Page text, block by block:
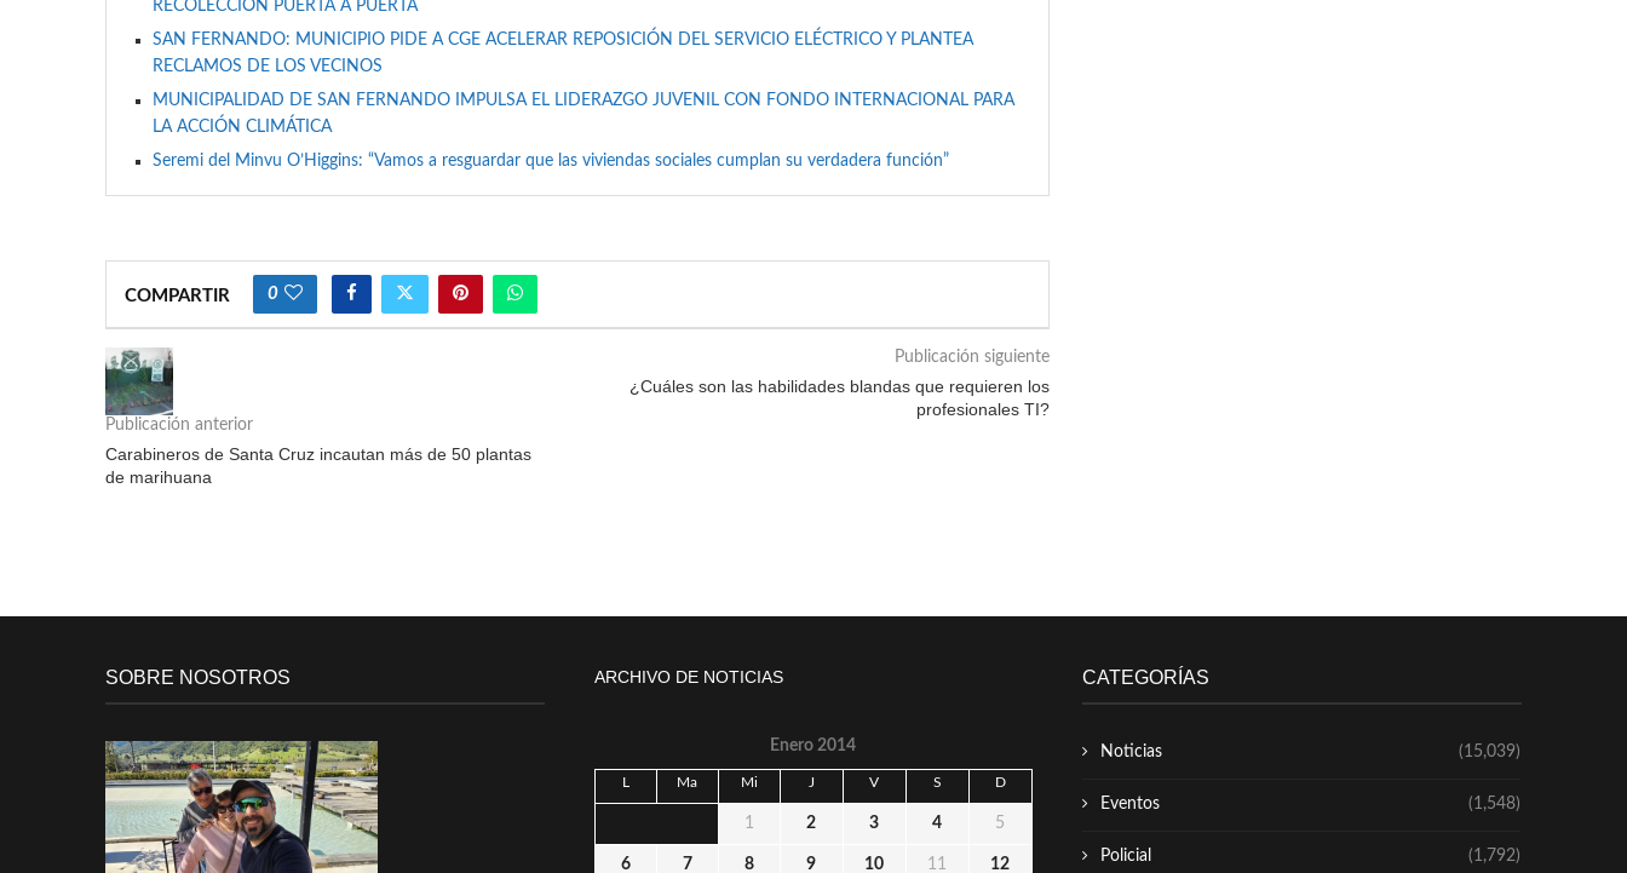
RECOLECCIÓN PUERTA A PUERTA
SAN FERNANDO: MUNICIPIO PIDE A CGE ACELERAR REPOSICIÓN DEL SERVICIO ELÉCTRICO Y PLANTEA
RECLAMOS DE LOS VECINOS
MUNICIPALIDAD DE SAN FERNANDO IMPULSA EL LIDERAZGO JUVENIL CON FONDO INTERNACIONAL PARA
LA ACCIÓN CLIMÁTICA
Seremi del Minvu O’Higgins: “Vamos a resguardar que las viviendas sociales cumplan su verdadera función”
COMPARTIR 0
Publicación anterior
Carabineros de Santa Cruz incautan más de 50 plantas
de marihuana
Publicación siguiente
¿Cuáles son las habilidades blandas que requieren los
profesionales TI?
SOBRE NOSOTROS ARCHIVO DE NOTICIAS
Enero 2014
L Ma Mi J V S D
1 2 3 4 5
6 7 8 9 10 11 12
CATEGORÍAS
Noticias (15,039)
Eventos (1,548)
Policial (1,792)